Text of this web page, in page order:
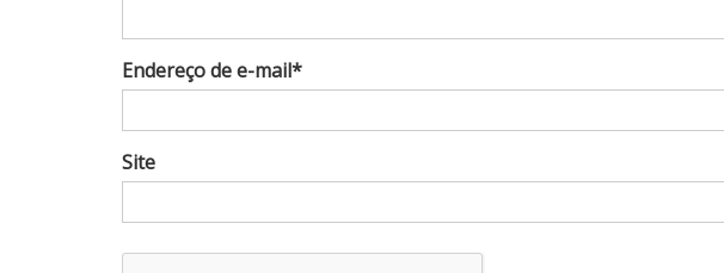
Endereço de e-mail*
Site